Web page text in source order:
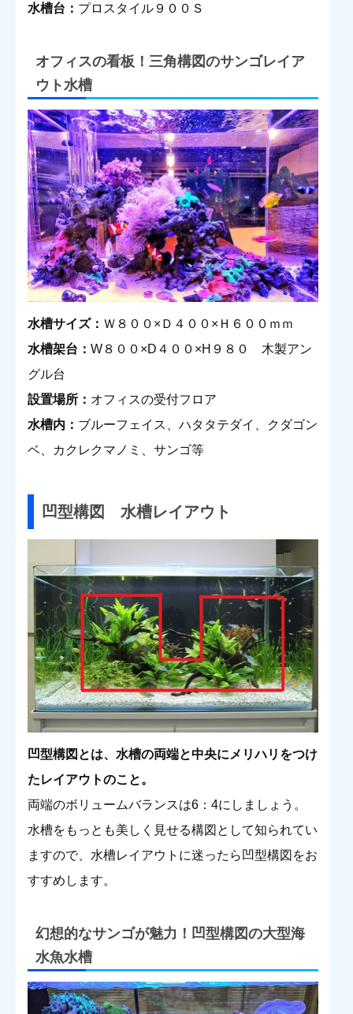
水槽台： プロスタイル９００Ｓ
オフィスの看板！三角構図のサンゴレイア
ウト水槽
水槽サイズ： Ｗ８００×Ｄ４００×Ｈ６００ｍｍ
水槽架台： W８００×D４００×H９８０ 木製アン
グル台
設置場所： オフィスの受付フロア
水槽内： ブルーフェイス、ハタタテダイ、クダゴン
ベ、カクレクマノミ、サンゴ等
凹型構図 水槽レイアウト
凹型構図とは、水槽の両端と中央にメリハリをつけ
たレイアウトのこと。
両端のボリュームバランスは6：4にしましょう。
水槽をもっとも美しく見せる構図として知られてい
ますので、水槽レイアウトに迷ったら凹型構図をお
すすめします。
幻想的なサンゴが魅力！凹型構図の大型海
水魚水槽